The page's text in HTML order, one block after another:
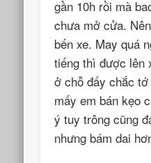
gần 10h rồi mà
chưa mở cửa.
bến xe. May quá
tiếng thì được lên
ở chỗ đấy chắc
mấy em bán kẹo
ý tuy trông cũng
nhưng bám dai